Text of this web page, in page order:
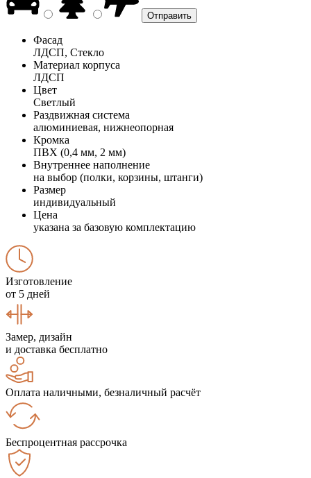
Фасад
ЛДСП, Стекло
Материал корпуса
ЛДСП
Цвет
Светлый
Раздвижная система
алюминиевая, нижнеопорная
Кромка
ПВХ (0,4 мм, 2 мм)
Внутреннее наполнение
на выбор (полки, корзины, штанги)
Размер
индивидуальный
Цена
указана за базовую комплектацию
Изготовление
от 5 дней
Замер, дизайн
и доставка бесплатно
Оплата наличными, безналичный расчёт
Беспроцентная рассрочка